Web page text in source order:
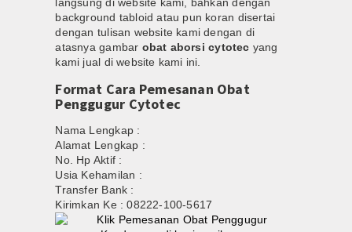
background tabloid atau pun koran disertai
dengan tulisan website kami dengan di
atasnya gambar obat aborsi cytotec yang
kami jual di website kami ini.
Format Cara Pemesanan Obat
Penggugur Cytotec
Nama Lengkap :
Alamat Lengkap :
No. Hp Aktif :
Usia Kehamilan :
Transfer Bank :
Kirimkan Ke : 08222-100-5617